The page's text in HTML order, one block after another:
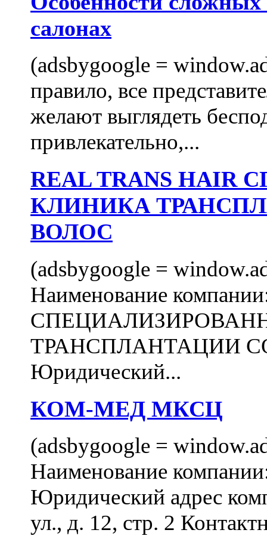
салонах
(adsbygoogle =
правило, все
желают выглядеть
привлекательно,...
REAL TRANS
КЛИНИКА
ВОЛОС
(adsbygoogle =
Наименование
ТРАНСПЛАНТАЦИИ
Юридический...
КОМ-МЕД МКСЦ
(adsbygoogle =
Наименование
Юридический адрес
ул., д. 12, стр. 2